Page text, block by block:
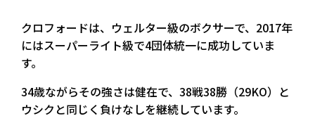
クロフォードは、ウェルター級のボクサーで、2017年
にはスーパーライト級で4団体統一に成功していま
す。
34歳ながらその強さは健在で、38戦38勝（29KO）と
ウシクと同じく負けなしを継続しています。